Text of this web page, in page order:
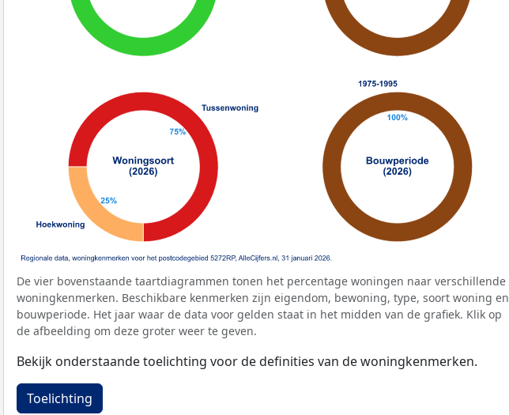
De vier bovenstaande taartdiagrammen tonen het percentage woningen naar verschillende
woningkenmerken. Beschikbare kenmerken zijn eigendom, bewoning, type, soort woning en
bouwperiode. Het jaar waar de data voor gelden staat in het midden van de grafiek. Klik op
de afbeelding om deze groter weer te geven.
Bekijk onderstaande toelichting voor de definities van de woningkenmerken.
Toelichting